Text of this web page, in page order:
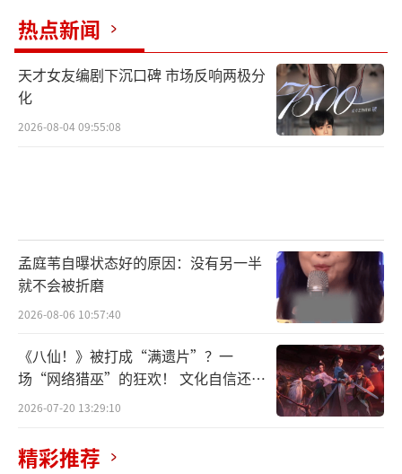
其实，这个梗不止适用于明星网红，也适
用于一些素人。
就像这几天引起讨论的藏族女孩茨姆。
十年后，她再次出现在同一个导演的镜头
中，但人生已经发生翻天覆地的变化。
热点新闻
天才女友编剧下沉口碑 市场反响两极分
化
2026-08-04 09:55:08
孟庭苇自曝状态好的原因：没有另一半
就不会被折磨
2026-08-06 10:57:40
《八仙！》被打成“满遗片”？一
场“网络猎巫”的狂欢！ 文化自信还是
焦虑？
2026-07-20 13:29:10
精彩推荐